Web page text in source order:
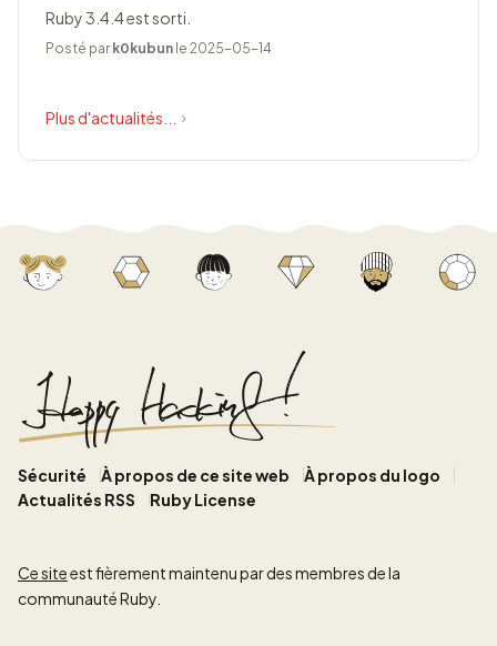
Ruby 3.4.4 est sorti.
Posté par k0kubun le 2025-05-14
Plus d'actualités...
Sécurité À propos de ce site web
À propos du logo
Actualités RSS
Ruby License
Ce siteest fièrement maintenu par des membres de la
communauté Ruby.